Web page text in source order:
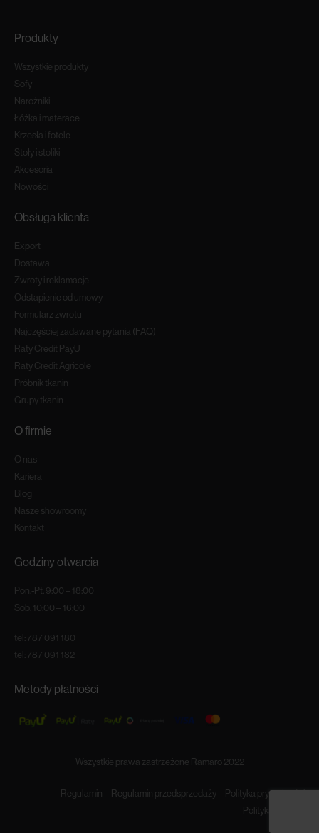
Produkty
Wszystkie produkty
Sofy
Narożniki
Łóżka i materace
Krzesła i fotele
Stoły i stoliki
Akcesoria
Nowości
Obsługa klienta
Export
Dostawa
Zwroty i reklamacje
Odstapienie od umowy
Formularz zwrotu
Najczęściej zadawane pytania (FAQ)
Raty Credit PayU
Raty Credit Agricole
Próbnik tkanin
Grupy tkanin
O firmie
O nas
Kariera
Blog
Nasze showroomy
Kontakt
Godziny otwarcia
Pon.-Pt. 9:00 – 18:00
Sob. 10:00 – 16:00
tel: 787 091 180
tel: 787 091 182
Metody płatności
Wszystkie prawa zastrzeżone Ramaro 2022
Regulamin Regulamin przedsprzedaży
Polityka prywatności
Polityka cookies